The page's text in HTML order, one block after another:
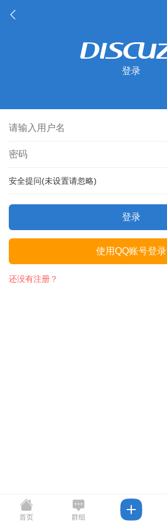
登录
安全提问(未设置请忽略)
登录
使用QQ账号登录
还没有注册？
首页 群组